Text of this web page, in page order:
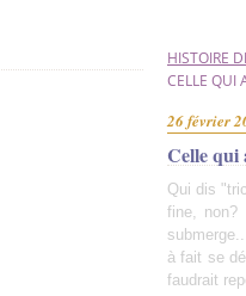
HISTOIRE
CELLE QUI
26 février
Celle
Qui dis
fine, non?
à fait se
faudrait